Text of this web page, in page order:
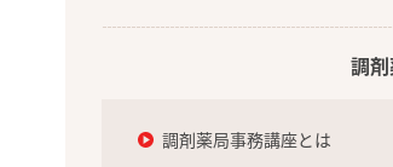
調
調剤薬局事務講座とは